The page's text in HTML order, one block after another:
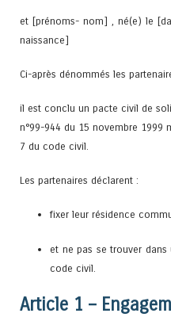
et [prénoms- nom] , né(e) le
naissance]
Ci-après dénommés les
il est conclu un pacte civil de
n°99-944 du 15 novembre
7 du code civil.
Les partenaires déclarent :
fixer leur résidence
et ne pas se trouver dans
code civil.
Article 1 –